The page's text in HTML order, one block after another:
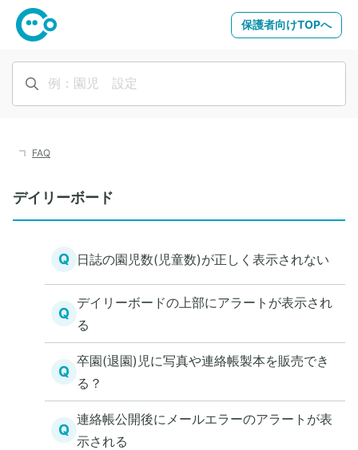
保護者向けTOPへ
FAQ
デイリーボード
Q 日誌の園児数(児童数)が正しく表示されない
Q
デイリーボードの上部にアラートが表示され
る
Q
卒園(退園)児に写真や連絡帳製本を販売でき
る？
Q
連絡帳公開後にメールエラーのアラートが表
示される